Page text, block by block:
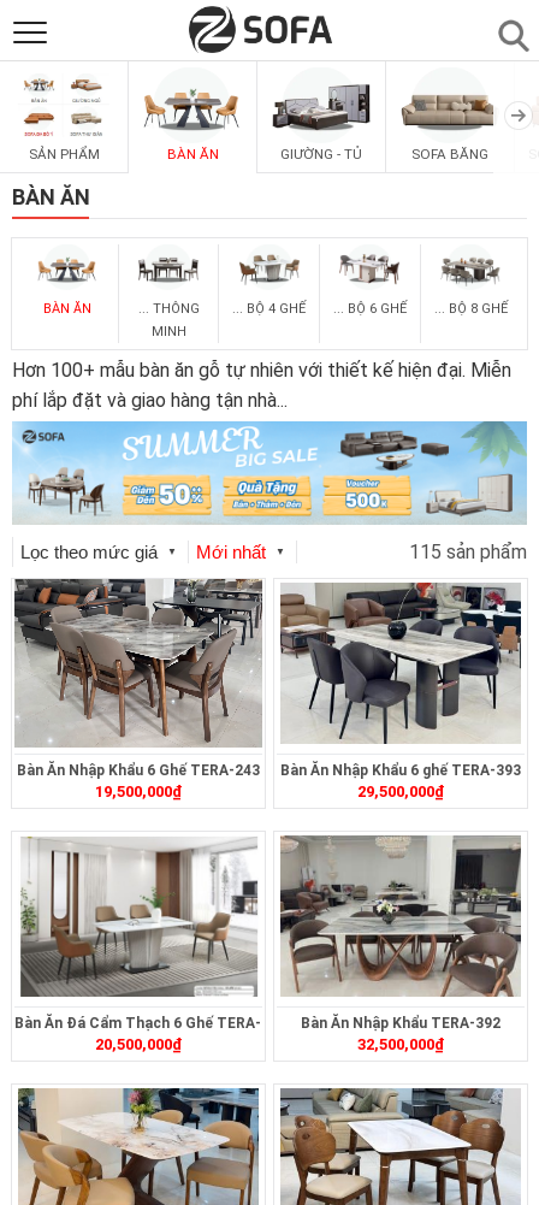
SẢN PHẨM
SOFAS
PHÒNG ĂN
PHÒNG NGỦ
PHÒNG KHÁCH
LIÊN HỆ
SẢN PHẨM BÀN ĂN GIƯỜNG - TỦ SOFA BĂNG
BÀN ĂN
BÀN ĂN
... THÔNG
MINH
... BỘ 4 GHẾ ... BỘ 6 GHẾ ... BỘ 8 GHẾ
Hơn 100+ mẫu bàn ăn gỗ tự nhiên với thiết kế hiện đại. Miễn
phí lắp đặt và giao hàng tận nhà...
Lọc theo mức giá ▼ Mới nhất ▼ 115 sản phẩm
Bàn Ăn Nhập Khẩu 6 Ghế TERA-243
19,500,000₫
Bàn Ăn Nhập Khẩu 6 ghế TERA-393
29,500,000₫
Bàn Ăn Đá Cẩm Thạch 6 Ghế TERA-
MT2321
20,500,000₫
Bàn Ăn Nhập Khẩu TERA-392
32,500,000₫